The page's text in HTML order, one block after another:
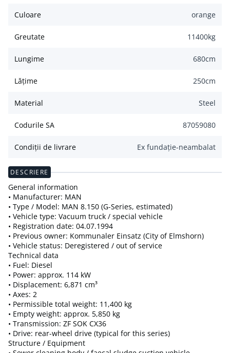
Culoare orange
Greutate 11400kg
Lungime 680cm
Lățime 250cm
Material Steel
Codurile SA 87059080
Condiții de livrare Ex fundație-neambalat
DESCRIERE
General information
• Manufacturer: MAN
• Type / Model: MAN 8.150 (G-Series, estimated)
• Vehicle type: Vacuum truck / special vehicle
• Registration date: 04.07.1994
• Previous owner: Kommunaler Einsatz (City of Elmshorn)
• Vehicle status: Deregistered / out of service
Technical data
• Fuel: Diesel
• Power: approx. 114 kW
• Displacement: 6,871 cm³
• Axes: 2
• Permissible total weight: 11,400 kg
• Empty weight: approx. 5,850 kg
• Transmission: ZF SOK CX36
• Drive: rear-wheel drive (typical for this series)
Structure / Equipment